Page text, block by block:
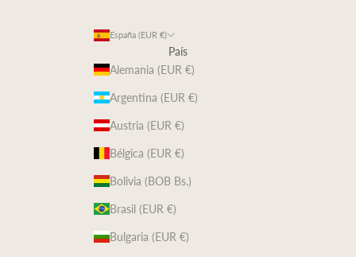
España (EUR €)
País
Alemania (EUR €)
Argentina (EUR €)
Austria (EUR €)
Bélgica (EUR €)
Bolivia (BOB Bs.)
Brasil (EUR €)
Bulgaria (EUR €)